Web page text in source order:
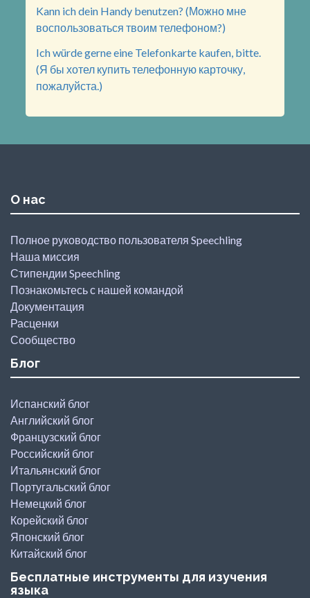
Kann ich dein Handy benutzen? (Можно мне
воспользоваться твоим телефоном?)
Ich würde gerne eine Telefonkarte kaufen, bitte.
(Я бы хотел купить телефонную карточку,
пожалуйста.)
О нас
Полное руководство пользователя Speechling
Наша миссия
Стипендии Speechling
Познакомьтесь с нашей командой
Документация
Расценки
Сообщество
Блог
Испанский блог
Английский блог
Французский блог
Российский блог
Итальянский блог
Португальский блог
Немецкий блог
Корейский блог
Японский блог
Китайский блог
Бесплатные инструменты для изучения
языка